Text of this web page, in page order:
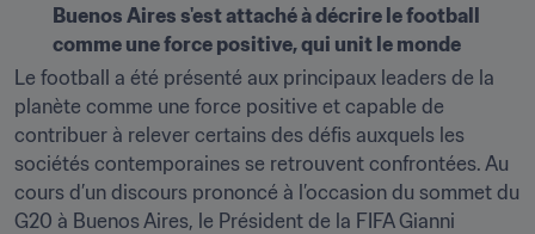
Buenos Aires s'est attaché à décrire le football
comme une force positive, qui unit le monde
Le football a été présenté aux principaux leaders de la
planète comme une force positive et capable de
contribuer à relever certains des défis auxquels les
sociétés contemporaines se retrouvent confrontées. Au
cours d’un discours prononcé à l’occasion du sommet du
G20 à Buenos Aires, le Président de la FIFA Gianni